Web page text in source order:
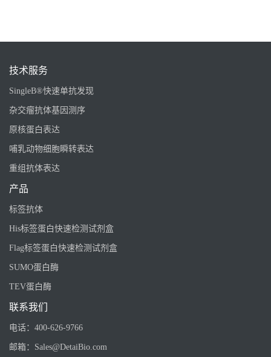
技术服务
SingleB®快速单抗发现
杂交瘤抗体基因测序
原核蛋白表达
哺乳动物细胞瞬转表达
重组抗体表达
产品
标签抗体
His标签蛋白快速检测试剂盒
Flag标签蛋白快速检测试剂盒
SUMO蛋白酶
TEV蛋白酶
联系我们
电话： 400-626-9766
邮箱： Sales@DetaiBio.com